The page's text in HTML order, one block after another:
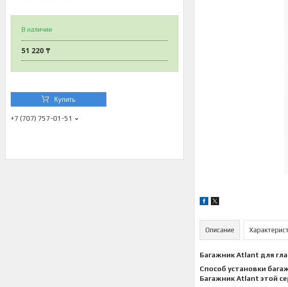
В наличии
51 220 ₸
Купить
+7 (707) 757-01-51
Описание
Багажник Atlant для
Способ установки
Багажник Atlant этой